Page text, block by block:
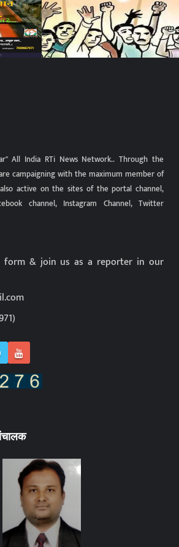
All India RTi News Network.. Through the
campaigning with the maximum member of
active on the sites of the portal channel,
channel, Instagram Channel, Twitter
& join us as a reporter in our